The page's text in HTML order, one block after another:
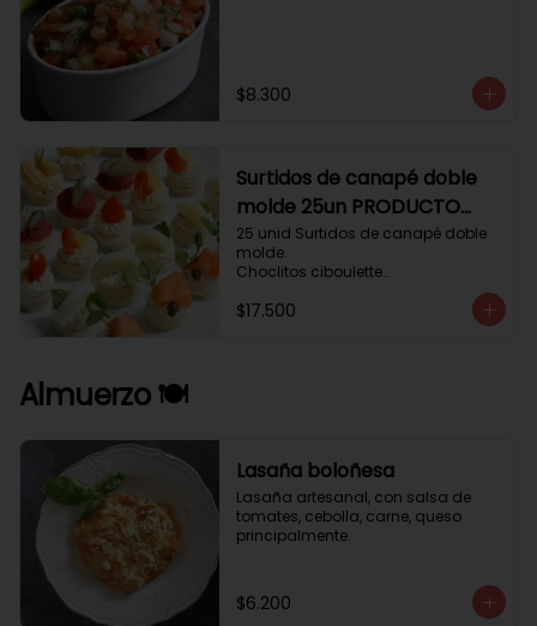
$8.300
Surtidos de canapé doble
molde 25un PRODUCTO
DELICADO .
25 unid Surtidos de canapé doble
molde.
Choclitos ciboulette
Tomate aji verde.
$17.500
Almuerzo 🍽️
Lasaña boloñesa
Lasaña artesanal, con salsa de
tomates, cebolla, carne, queso
principalmente.
$6.200